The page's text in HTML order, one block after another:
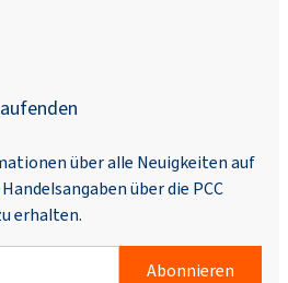
über alle Neuigkeiten auf
über die PCC
erhalten.
Abonnieren